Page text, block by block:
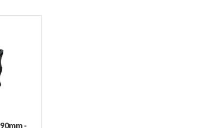
-